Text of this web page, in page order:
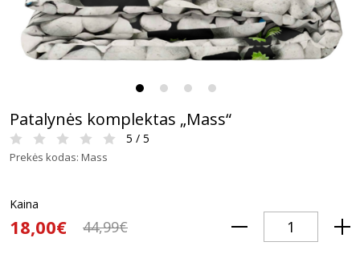
Patalynės komplektas „Mass“
5 / 5
Prekės kodas: Mass
Kaina
18,00€ 44,99€